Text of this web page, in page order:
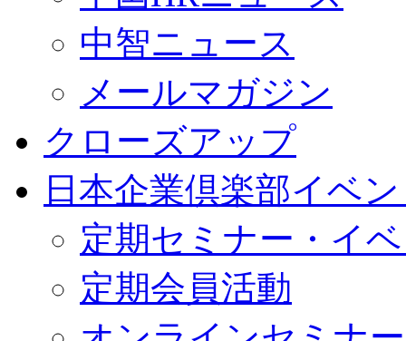
中智ニュース
メールマガジン
クローズアップ
日本企業倶楽部イベ
定期セミナー・イ
定期会員活動